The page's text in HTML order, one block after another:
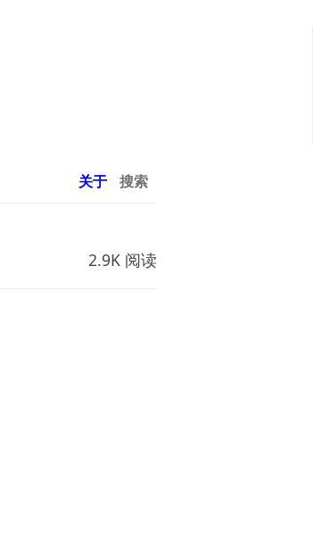
关于 搜索
2.9K 阅读